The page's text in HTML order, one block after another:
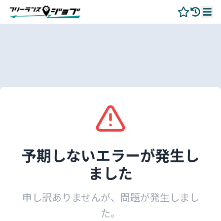
予期しないエラーが発生し
ました
申し訳ありませんが、問題が発生しまし
た。